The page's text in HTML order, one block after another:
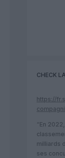
CHECK
https://
“En
milliards
ses